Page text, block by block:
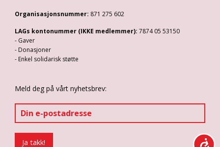
Organisasjonsnummer: 871 275 602
LAGs kontonummer (IKKE medlemmer): 7874 05 53150
- Gaver
- Donasjoner
- Enkel solidarisk støtte
Meld deg på vårt nyhetsbrev: